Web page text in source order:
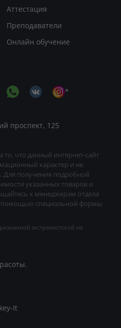
что данный интернет-сайт
характер и не
Для получения подробной
указанных товаров и
к менеджерам отдела
помощью специальной формы
экстремистской на
Аттестация
Преподаватели
Онлайн обучение
*
проспект, 125
It